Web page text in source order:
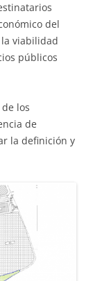
del
viabilidad
públicos
los
de
la definición y